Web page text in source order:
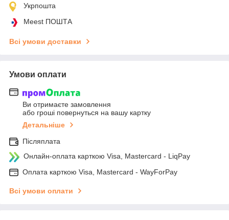
Укрпошта
Meest ПОШТА
Всі умови доставки
Умови оплати
Ви отримаєте замовлення
або гроші повернуться на вашу картку
Детальніше
Післяплата
Онлайн-оплата карткою Visa, Mastercard - LiqPay
Оплата карткою Visa, Mastercard - WayForPay
Всі умови оплати